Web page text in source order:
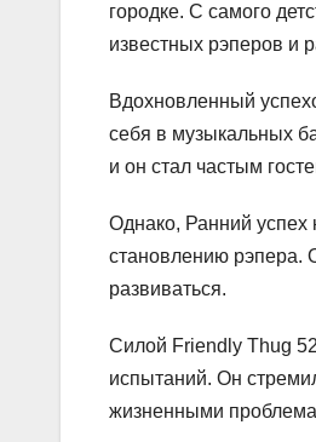
городке. С самого
известных рэперов и
Вдохновленный
себя в музыкальных
и он стал частым
Однако, Ранний успех
становлению рэпера.
развиваться.
Силой Friendly Thug
испытаний. Он
жизненными